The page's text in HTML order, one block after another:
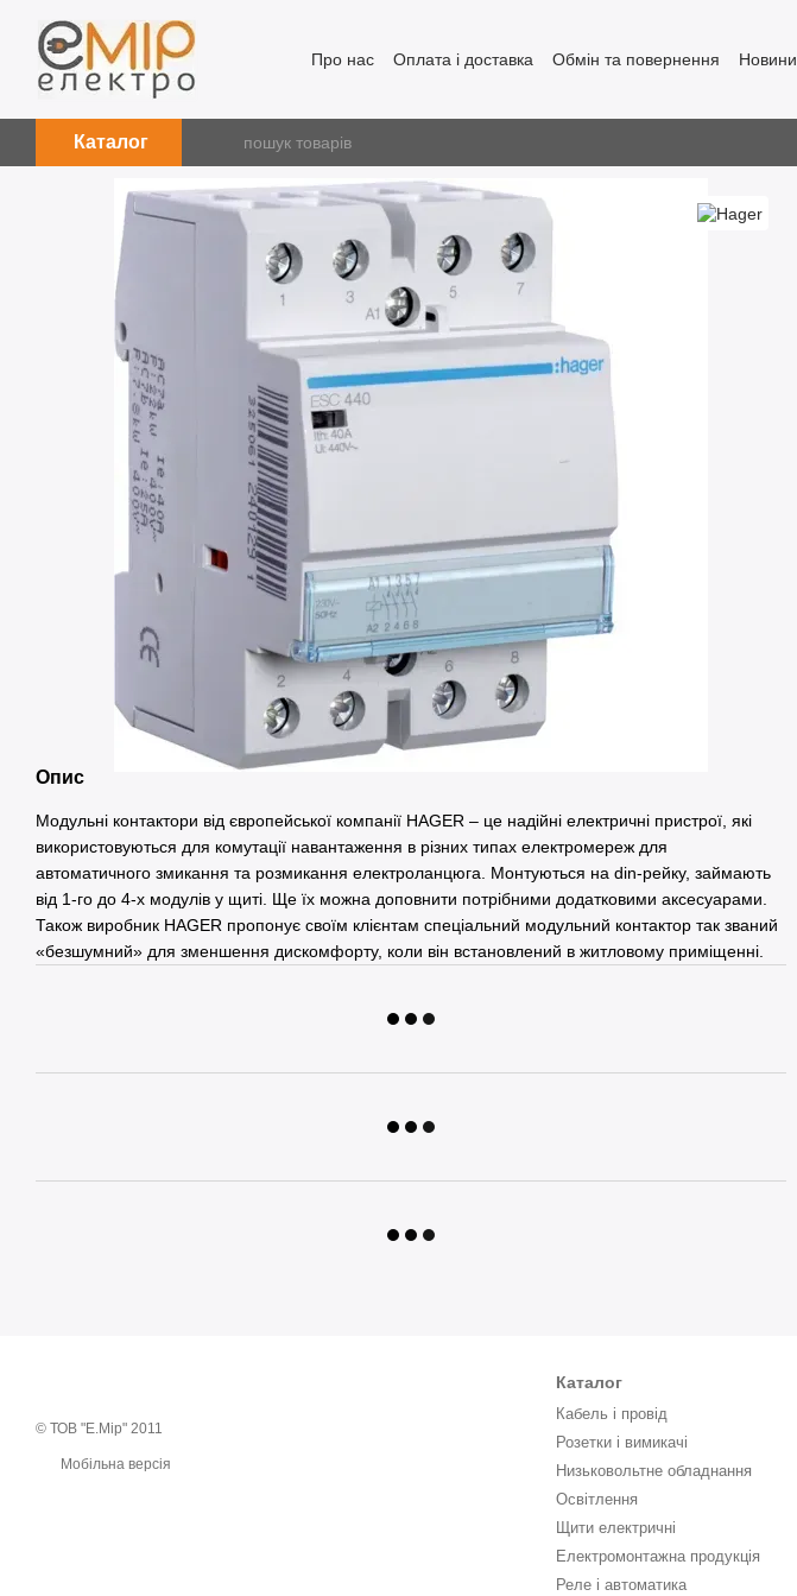
Перейти до основного контенту
Про нас Оплата і доставка Обмін та повернення Новини
Каталог
Опис
Модульні контактори від європейської компанії HAGER – це надійні електричні пристрої, які
використовуються для комутації навантаження в різних типах електромереж для
автоматичного змикання та розмикання електроланцюга. Монтуються на din-рейку, займають
від 1-го до 4-х модулів у щиті. Ще їх можна доповнити потрібними додатковими аксесуарами.
Також виробник HAGER пропонує своїм клієнтам спеціальний модульний контактор так званий
«безшумний» для зменшення дискомфорту, коли він встановлений в житловому приміщенні.
© ТОВ "Е.Мір" 2011
Мобільна версія
Каталог
Кабель і провід
Розетки і вимикачі
Низьковольтне обладнання
Освітлення
Щити електричні
Електромонтажна продукція
Реле і автоматика